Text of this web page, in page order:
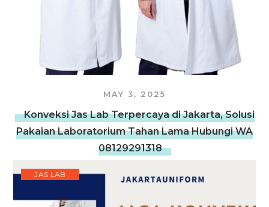
MAY 3, 2025
Konveksi Jas Lab Terpercaya di Jakarta, Solusi
Pakaian Laboratorium Tahan Lama Hubungi WA
08129291318
JAS LAB